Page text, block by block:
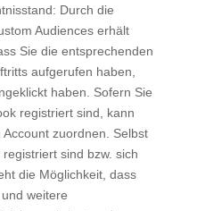
Durch die
Audiences erhält
Sie die entsprechenden
aufgerufen haben,
haben. Sofern Sie
registriert sind, kann
zuordnen. Selbst
sind bzw. sich
die Möglichkeit, dass
weitere